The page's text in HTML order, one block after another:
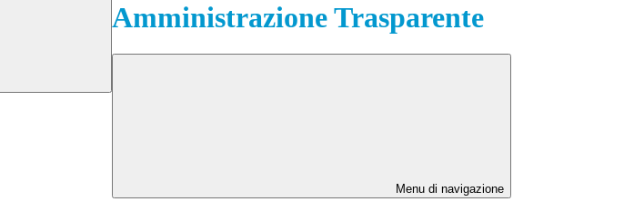
Amministrazione Trasparente
Menu di navigazione